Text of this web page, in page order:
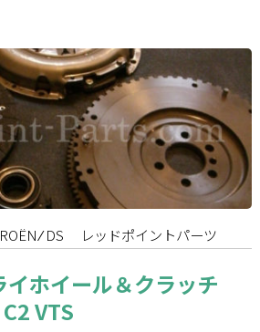
⁄ DS レッドポイントパーツ
イホイール＆クラッチ
VTS